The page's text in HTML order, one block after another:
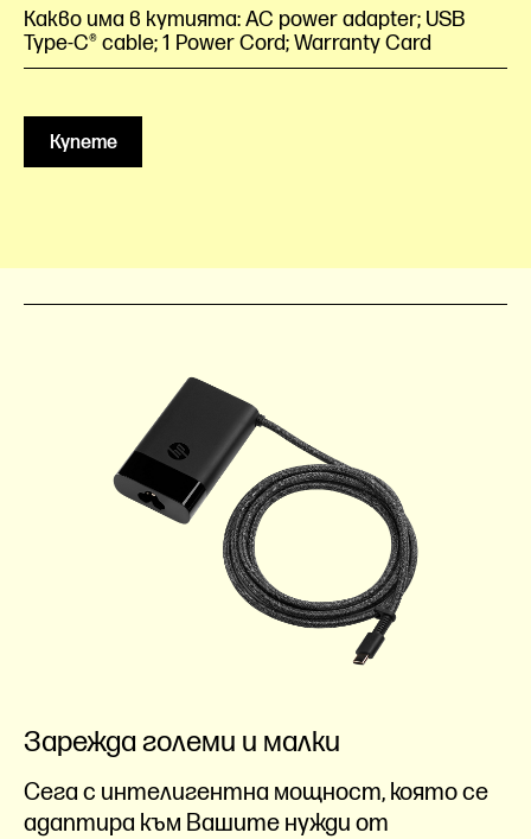
Какво има в кутията: AC power adapter; USB
Type-C® cable; 1 Power Cord; Warranty Card
Купете
Зарежда големи и малки
Сега с интелигентна мощност, която се
адаптира към Вашите нужди от